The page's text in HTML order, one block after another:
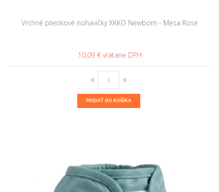
Vrchné plienkové nohavičky XKKO Newborn - Mesa Rose
10,09 €
PRIDAŤ DO KOŠÍKA